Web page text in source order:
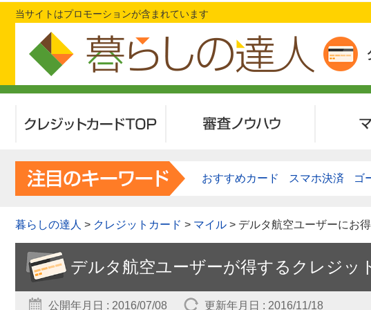
当サイトはプロモーションが含まれています
暮らしの達人 > クレジットカード > マイル > デルタ航空ユーザーにお
デルタ航空ユーザーが得するクレジッ
公開年月日 : 2016/07/08 更新年月日 : 2016/11/18
おすすめカード スマホ決済 ゴ